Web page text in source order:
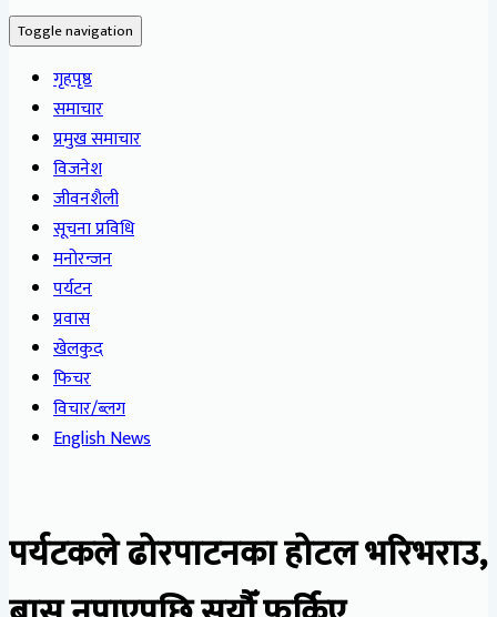
Toggle navigation
गृहपृष्ठ
समाचार
प्रमुख समाचार
विजनेश
जीवनशैली
सूचना प्रविधि
मनोरन्जन
पर्यटन
प्रवास
खेलकुद
फिचर
विचार/ब्लग
English News
पर्यटकले ढोरपाटनका होटल भरिभराउ,